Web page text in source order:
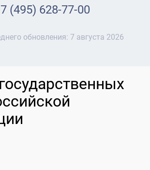
(495) 628-77-00
обновления: 7 августа 2026